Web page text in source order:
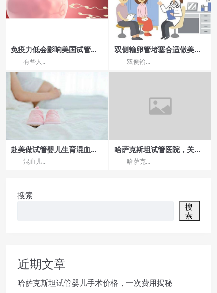
免疫力低会影响美国试管成
功率吗?
有些人...
双侧输卵管堵塞合适做美国
试管婴儿吗
双侧输...
赴美做试管婴儿生育混血宝
宝是否可行呢
混血儿...
哈萨克斯坦试管医院，关爱
女性健康，助力生育
哈萨克...
搜索
搜
索
近期文章
哈萨克斯坦试管婴儿手术价格，一次费用揭秘